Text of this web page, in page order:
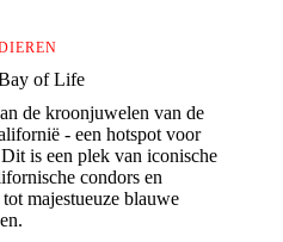
of Life
de kroonjuwelen van de
- een hotspot voor
is een plek van iconische
condors en
majestueuze blauwe